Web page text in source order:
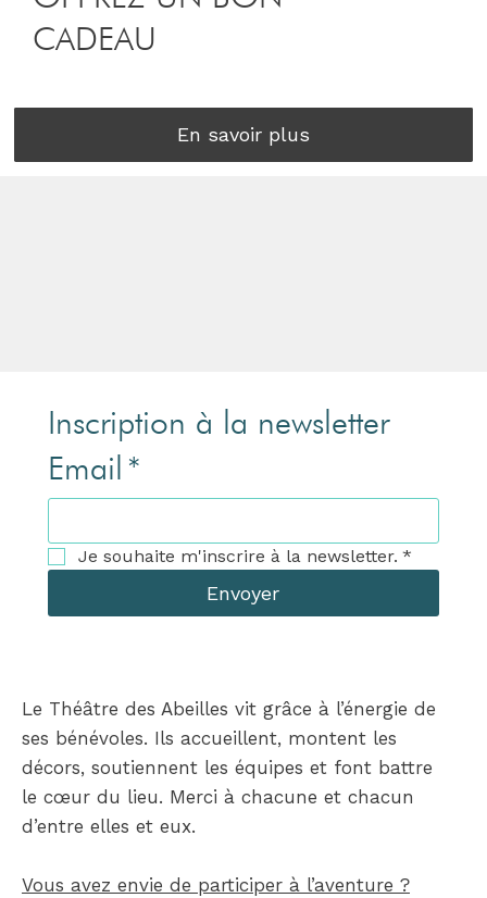
En savoir plus
CADEAU
Inscription à la newsletter
Email *
Je souhaite m'inscrire à la newsletter. *
Envoyer
Le Théâtre des Abeilles vit grâce à l’énergie de
ses bénévoles. Ils accueillent, montent les
décors, soutiennent les équipes et font battre
le cœur du lieu. Merci à chacune et chacun
d’entre elles et eux.
Vous avez envie de participer à l’aventure ?